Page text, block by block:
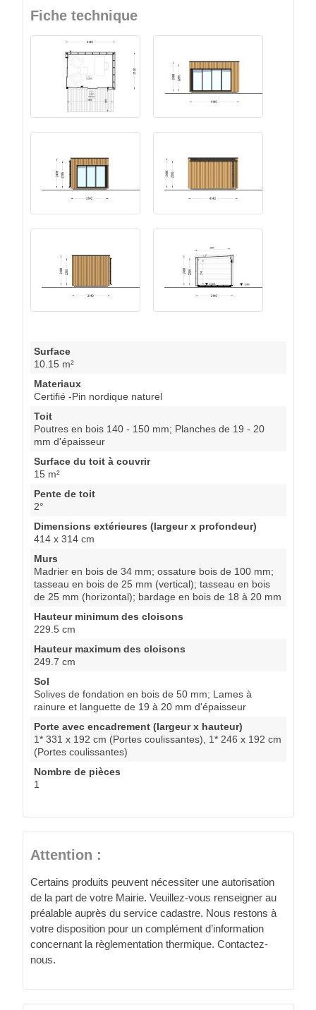
Fiche technique
Surface
10.15 m²
Materiaux
Certifié -Pin nordique naturel
Toit
Poutres en bois 140 - 150 mm; Planches de 19 - 20
mm d'épaisseur
Surface du toit à couvrir
15 m²
Pente de toit
2°
Dimensions extérieures (largeur x profondeur)
414 x 314 cm
Murs
Madrier en bois de 34 mm; ossature bois de 100 mm;
tasseau en bois de 25 mm (vertical); tasseau en bois
de 25 mm (horizontal); bardage en bois de 18 à 20 mm
Hauteur minimum des cloisons
229.5 cm
Hauteur maximum des cloisons
249.7 cm
Sol
Solives de fondation en bois de 50 mm; Lames à
rainure et languette de 19 à 20 mm d'épaisseur
Porte avec encadrement (largeur x hauteur)
1* 331 x 192 cm (Portes coulissantes), 1* 246 x 192 cm
(Portes coulissantes)
Nombre de pièces
1
Attention :
Certains produits peuvent nécessiter une autorisation
de la part de votre Mairie. Veuillez-vous renseigner au
préalable auprès du service cadastre. Nous restons à
votre disposition pour un complément d’information
concernant la règlementation thermique. Contactez-
nous.